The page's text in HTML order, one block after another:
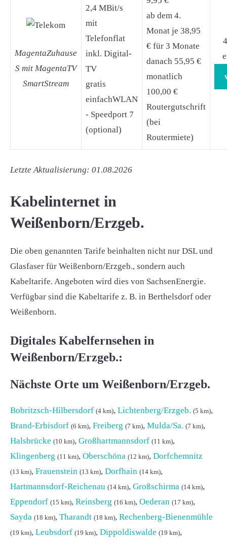
MagentaZuhause
S mit MagentaTV
SmartStream
2,4 MBit/s
mit
Telefonflat
inkl. Digital-
TV
gratis
einfachWLAN
- Speedport 7
(optional)
ab dem 4.
Monat je 38,95
€ für 3 Monate
danach 55,95 €
monatlich
100,00 €
Routergutschrift
(bei
Routermiete)
Letzte Aktualisierung: 01.08.2026
Kabelinternet in
Weißenborn/Erzgeb.
Die oben genannten Tarife beinhalten nicht nur DSL und
Glasfaser für Weißenborn/Erzgeb., sondern auch
Kabeltarife. Angeboten wird dies von SachsenEnergie.
Verfügbar sind die Kabeltarife z. B. in Berthelsdorf oder
Weißenborn.
Digitales Kabelfernsehen in
Weißenborn/Erzgeb.:
Nächste Orte um Weißenborn/Erzgeb.
Bobritzsch-Hilbersdorf (4 km), Lichtenberg/Erzgeb. (5 km),
Brand-Erbisdorf (6 km), Freiberg (7 km), Mulda/Sa. (7 km),
Halsbrücke (10 km), Großhartmannsdorf (11 km),
Klingenberg (11 km), Oberschöna (12 km), Dorfchemnitz
(13 km), Frauenstein (13 km), Dorfhain (14 km),
Hartmannsdorf-Reichenau (14 km), Großschirma (14 km),
Eppendorf (15 km), Reinsberg (16 km), Oederan (17 km),
Sayda (18 km), Tharandt (18 km), Rechenberg-Bienenmühle
(19 km), Leubsdorf (19 km), Dippoldiswalde (19 km),